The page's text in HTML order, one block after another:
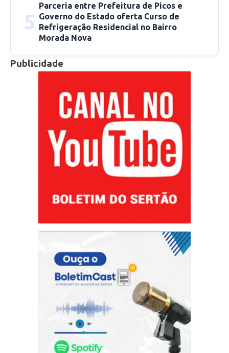
5
Parceria entre Prefeitura de Picos e
Governo do Estado oferta Curso de
Refrigeração Residencial no Bairro
Morada Nova
Publicidade